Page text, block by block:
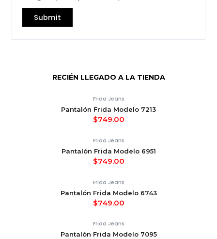
RECIÉN LLEGADO A LA TIENDA
Frida Jeans
Pantalón Frida Modelo 7213
$749.00
Frida Jeans
Pantalón Frida Modelo 6951
$749.00
Frida Jeans
Pantalón Frida Modelo 6743
$749.00
Frida Jeans
Pantalón Frida Modelo 7095